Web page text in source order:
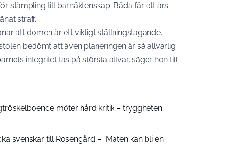
stämpling till barnäktenskap. Båda får ett års
straff.
att domen är ett viktigt ställningstagande.
bedömt att även planeringen är så allvarlig
integritet tas på största allvar, säger hon till
möter hård kritik – tryggheten
svenskar till Rosengård – ”Maten kan bli en